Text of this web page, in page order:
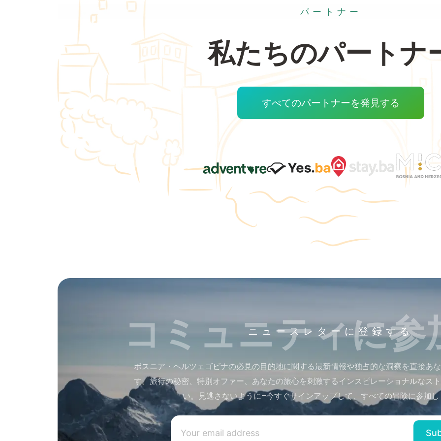
パートナー
私たちのパートナ
すべてのパートナーを発見する
ニュースレターに登録する
コミュニティに参
ボスニア・ヘルツェゴビナの必見の目的地に関する最新情報や独占的な洞察を直接あ
す。旅行の秘密、特別オファー、あなたの旅心を刺激するインスピレーショナルなス
い。見逃さないように–今すぐサインアップして、すべての冒険に参加